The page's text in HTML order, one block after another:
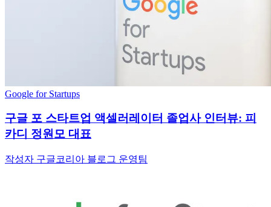
Google for Startups
구글 포 스타트업 액셀러레이터 졸업사 인터뷰: 피
카디 정원모 대표
작성자 구글코리아 블로그 운영팀